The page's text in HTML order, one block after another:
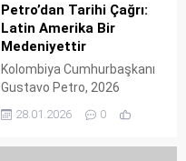
Petro’dan Tarihi Çağrı:
Latin Amerika Bir
Medeniyettir
Kolombiya Cumhurbaşkanı
Gustavo Petro, 2026
Ekonomik Forumu'nda tarihi
bir çağrı yaptı. Bölgenin
28.01.2026 0